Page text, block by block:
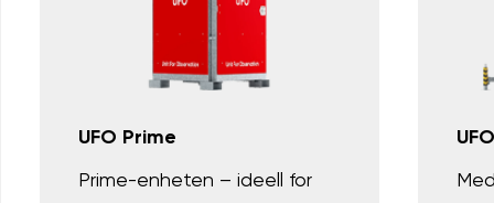
UFO Prime
Prime-enheten – ideell for